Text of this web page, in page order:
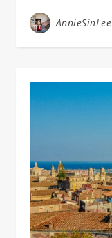
AnnieSinLee